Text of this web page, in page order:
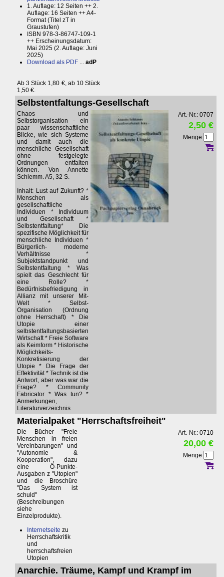
1. Auflage: 12 Seiten ++ 2.
Auflage: 16 Seiten ++ A4-
Format (Titel zT in
Graustufen)
ISBN 978-3-86747-109-1
++ Erscheinungsdatum:
Mai 2025 (2. Auflage: Juni
2025)
Download als PDF ... adP
Ab 3 Stück 1,80 €, ab 10 Stück
1,50 €.
Selbstentfaltungs-Gesellschaft
Chaos und
Selbstorganisation - ein
paar wissenschaftliche
Blicke, wie sich Systeme
und damit auch die
menschliche Gesellschaft
ohne festgelegte
Ordnungen entfalten
können. Von Annette
Schlemm. A5, 32 S.
Inhalt: Lust auf Zukunft? *
Menschen als
gesellschaftliche
Individuen * Individuum
und Gesellschaft *
Selbstentfaltung* Die
spezifische Möglichkeit für
menschliche Individuen *
Bürgerlich- moderne
Verhältnisse *
Subjektstandpunkt und
Selbstentfaltung * Was
spielt das Geschlecht für
eine Rolle? *
Bedürfnisbefriedigung in
Allianz mit unserer Mit-
Welt * Selbst-
Organisation (Ordnung
ohne Herrschaft) * Die
Utopie einer
selbstentfaltungsbasierten
Wirtschaft * Freie Software
als Keimform * Historische
Möglichkeits-
Konkretisierung der
Utopie * Die Frage der
Effektivität * Technik ist die
Antwort, aber was war die
Frage? * Community
Fabricator * Was tun? *
Anmerkungen,
Literaturverzeichnis
Art.-Nr.: 0707
2,50 €
Menge
Materialpaket "Herrschaftsfreiheit"
Die Bücher "Freie
Menschen in freien
Vereinbarungen" und
"Autonomie &
Kooperation", dazu
eine Ö-Punkte-
Ausgaben z "Utopien"
und die Broschüre
"Das System ist
schuld"
(Beschreibungen
siehe
Einzelprodukte).
Internetseite zu
Herrschaftskritik
und
herrschaftsfreien
Utopien
Art.-Nr.: 0710
20,00 €
Menge
Anarchie. Träume, Kampf und Krampf im